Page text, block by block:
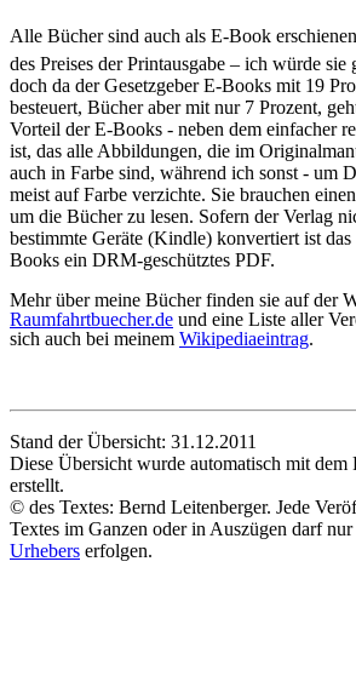
Alle Bücher sind auch als E-Book
des Preises der Printausgabe – ich würde sie
doch da der Gesetzgeber E-Books mit 19
besteuert, Bücher aber mit nur 7 Prozent,
Vorteil der E-Books - neben dem einfacher
ist, das alle Abbildungen, die im
auch in Farbe sind, während ich sonst - um
meist auf Farbe verzichte. Sie brauchen
um die Bücher zu lesen. Sofern der Verlag
bestimmte Geräte (Kindle) konvertiert ist
Books ein DRM-geschütztes PDF.
Mehr über meine Bücher finden sie auf der
Raumfahrtbuecher.de und eine Liste aller
sich auch bei meinem Wikipediaeintrag.
Stand der Übersicht: 31.12.2011
Diese Übersicht wurde automatisch mit dem
erstellt.
© des Textes: Bernd Leitenberger. Jede
Textes im Ganzen oder in Auszügen darf
Urhebers erfolgen.